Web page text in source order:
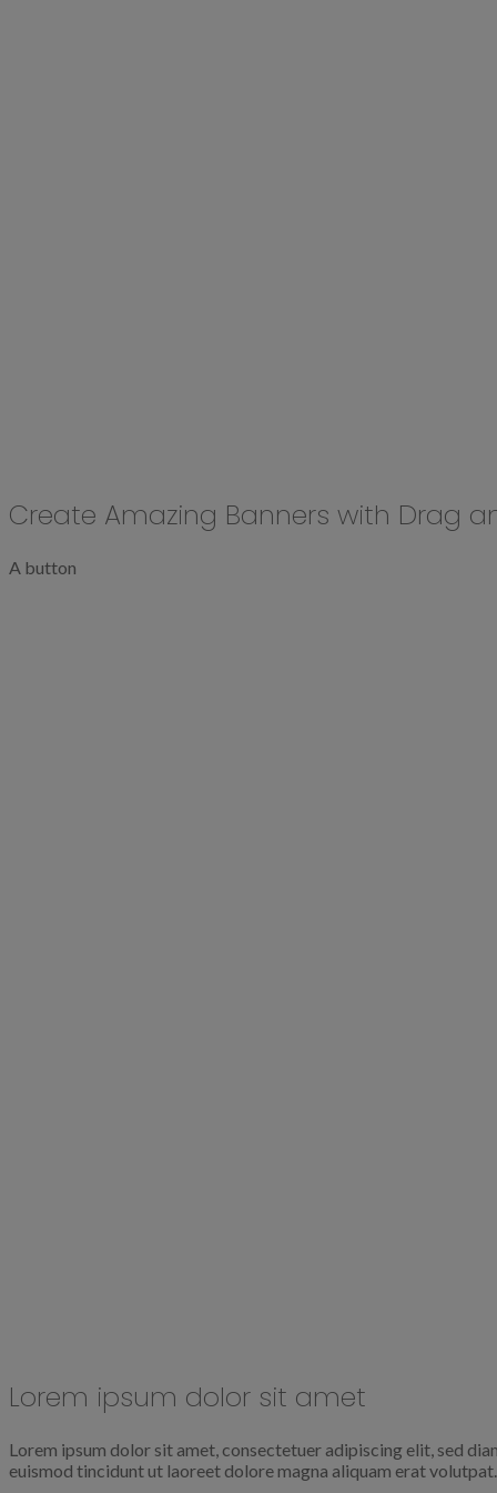
Create Amazing Banners with Drag
A button
Lorem ipsum dolor sit amet
Lorem ipsum dolor sit amet, consectetuer adipiscing elit, sed
euismod tincidunt ut laoreet dolore magna aliquam erat